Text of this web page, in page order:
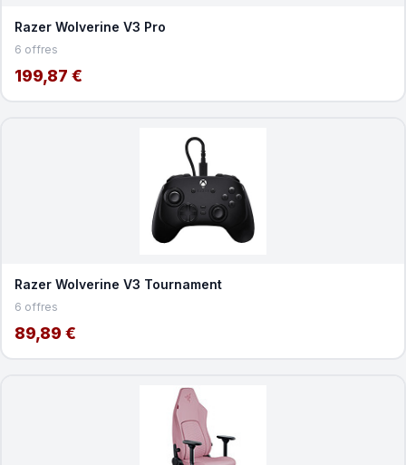
Razer Wolverine V3 Pro
6 offres
199,87 €
Razer Wolverine V3 Tournament
6 offres
89,89 €